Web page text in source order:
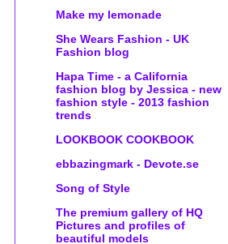
Make my lemonade
She Wears Fashion - UK
Fashion blog
Hapa Time - a California
fashion blog by Jessica - new
fashion style - 2013 fashion
trends
LOOKBOOK COOKBOOK
ebbazingmark - Devote.se
Song of Style
The premium gallery of HQ
Pictures and profiles of
beautiful models